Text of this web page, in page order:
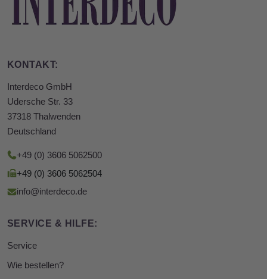
KONTAKT:
Interdeco GmbH
Udersche Str. 33
37318 Thalwenden
Deutschland
+49 (0) 3606 5062500
+49 (0) 3606 5062504
info@interdeco.de
SERVICE & HILFE:
Service
Wie bestellen?